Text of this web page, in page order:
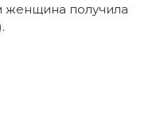
женщина получила